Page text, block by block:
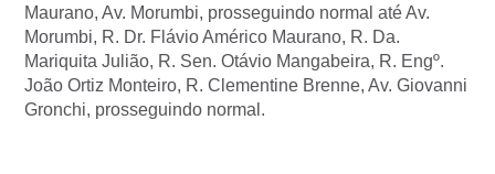
Maurano, Av. Morumbi, prosseguindo normal até Av.
Morumbi, R. Dr. Flávio Américo Maurano, R. Da.
Mariquita Julião, R. Sen. Otávio Mangabeira, R. Engº.
João Ortiz Monteiro, R. Clementine Brenne, Av. Giovanni
Gronchi, prosseguindo normal.